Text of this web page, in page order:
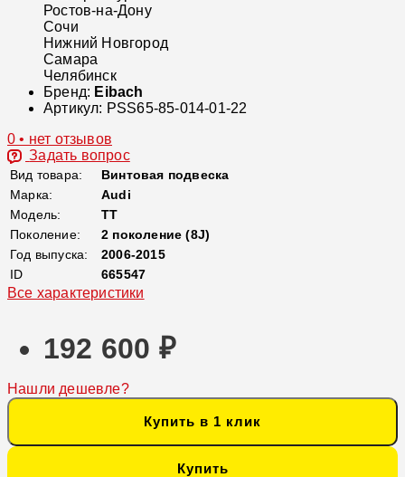
Ростов-на-Дону
Сочи
Нижний Новгород
Самара
Челябинск
Бренд: Eibach
Артикул: PSS65-85-014-01-22
0 • нет отзывов
Задать вопрос
Вид товара:
Винтовая подвеска
Марка:
Audi
Модель:
TT
Поколение:
2 поколение (8J)
Год выпуска:
2006-2015
ID
665547
Все характеристики
192 600 ₽
Нашли дешевле?
Купить в 1 клик
Купить